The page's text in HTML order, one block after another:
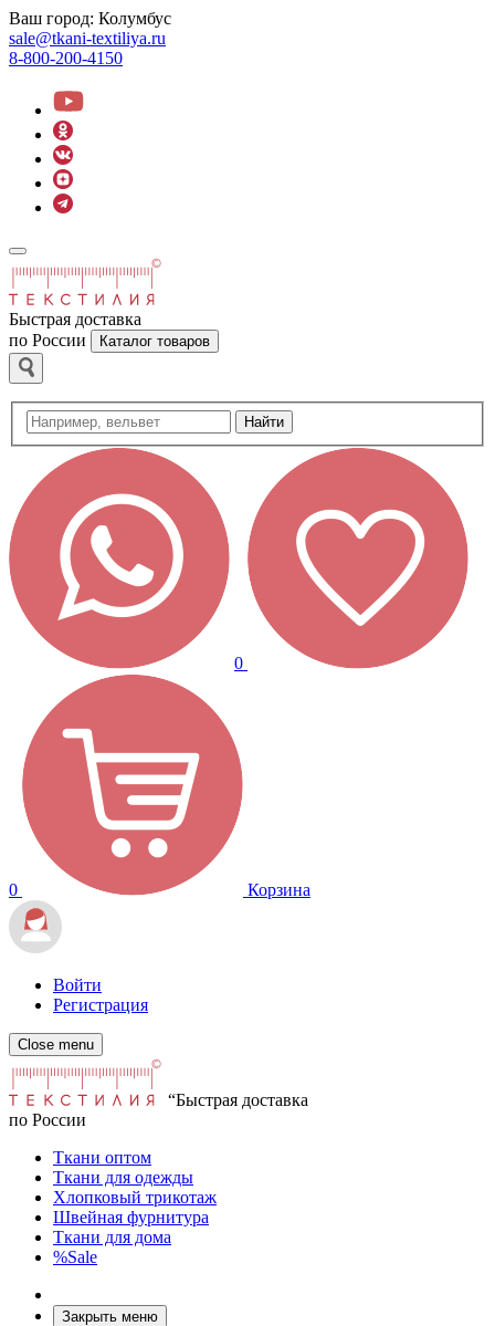
Ваш город: Колумбус
sale@tkani-textiliya.ru
8-800-200-4150
Быстрая доставка
по России
Каталог товаров
Найти
0
0 Корзина
Войти
Регистрация
Close menu
“Быстрая доставка
по России
Ткани оптом
Ткани для одежды
Хлопковый трикотаж
Швейная фурнитура
Ткани для дома
%Sale
Закрыть меню